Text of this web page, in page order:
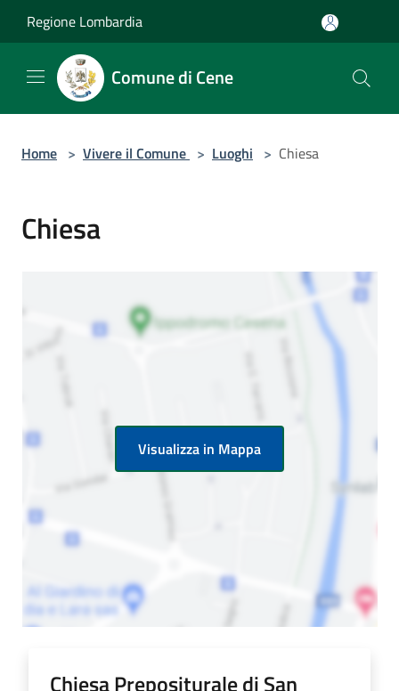
Regione Lombardia
Comune di Cene
Home > Vivere il Comune > Luoghi > Chiesa
Chiesa
Visualizza in Mappa
Chiesa Prepositurale di San